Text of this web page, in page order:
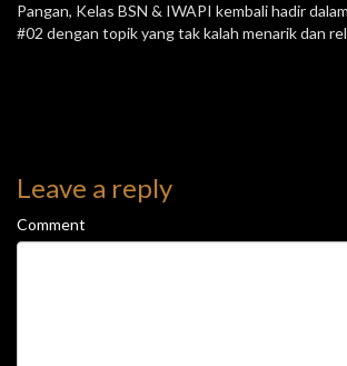
Pangan, Kelas BSN & IWAPI kembali hadir
#02 dengan topik yang tak kalah menarik dan
Leave a reply
Comment